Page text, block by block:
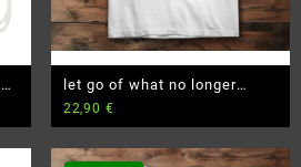
let go of what no longer
serves you – Damen
22,90 €